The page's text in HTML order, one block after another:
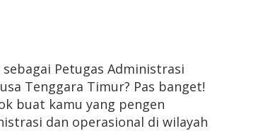
Petugas Administrasi
Tenggara Timur? Pas banget!
buat kamu yang pengen
dan operasional di wilayah